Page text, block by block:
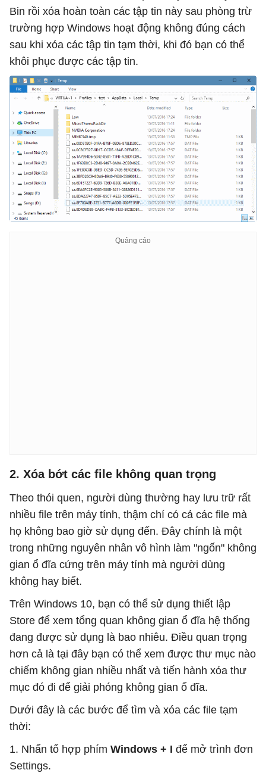
Bin rồi xóa hoàn toàn các tập tin này sau phòng trừ
trường hợp Windows hoạt động không đúng cách
sau khi xóa các tập tin tạm thời, khi đó bạn có thể
khôi phục được các tập tin.
2. Xóa bớt các file không quan trọng
Theo thói quen, người dùng thường hay lưu trữ rất
nhiều file trên máy tính, thậm chí có cả các file mà
họ không bao giờ sử dụng đến. Đây chính là một
trong những nguyên nhân vô hình làm "ngốn" không
gian ổ đĩa cứng trên máy tính mà người dùng
không hay biết.
Trên Windows 10, bạn có thể sử dụng thiết lập
Store để xem tổng quan không gian ổ đĩa hệ thống
đang được sử dụng là bao nhiêu. Điều quan trọng
hơn cả là tại đây bạn có thể xem được thư mục nào
chiếm không gian nhiều nhất và tiến hành xóa thư
mục đó đi để giải phóng không gian ổ đĩa.
Dưới đây là các bước để tìm và xóa các file tạm
thời:
1. Nhấn tổ hợp phím Windows + I để mở trình đơn
Settings.